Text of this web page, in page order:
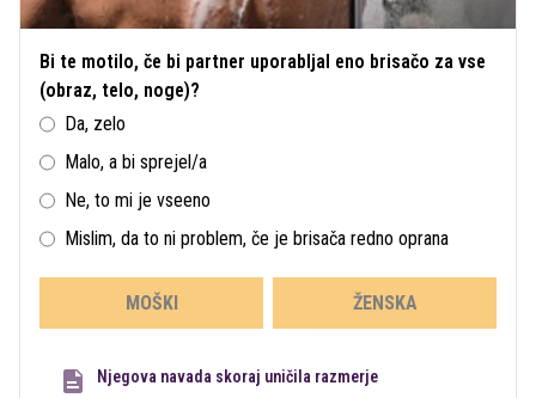
Bi te motilo, če bi partner uporabljal eno brisačo za vse
(obraz, telo, noge)?
Da, zelo
Malo, a bi sprejel/a
Ne, to mi je vseeno
Mislim, da to ni problem, če je brisača redno oprana
MOŠKI ŽENSKA
Njegova navada skoraj uničila razmerje